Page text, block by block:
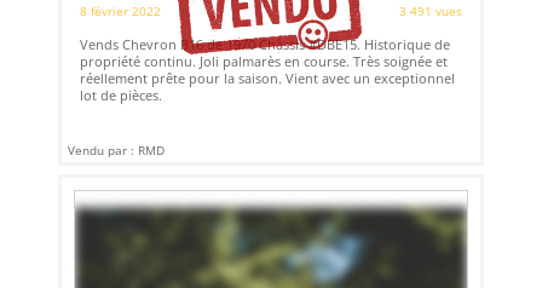
8 février 2022
3 491 vues
Vends Chevron B16 de 1970 Châssis #DBE15. Historique de
propriété continu. Joli palmarès en course. Très soignée et
réellement prête pour la saison. Vient avec un exceptionnel
lot de pièces.
Vendu par : RMD